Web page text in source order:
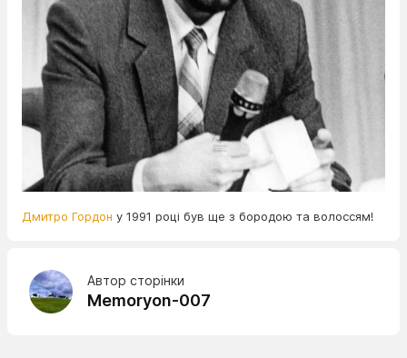
Дмитро Гордон у 1991 році був ще з бородою та волоссям!
Автор сторінки
Memoryon-007